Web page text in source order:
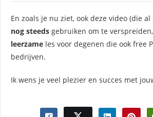
En zoals je nu ziet, ook deze video (die
nog steeds gebruiken om te
leerzame les voor degenen die ook free
bedrijven.
Ik wens je veel plezier en succes met